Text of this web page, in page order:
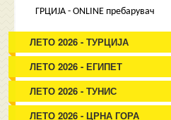
ГРЦИЈА - ONLINE пребарувач
ЛЕТО 2026 - ТУРЦИЈА
ЛЕТО 2026 - ЕГИПЕТ
ЛЕТО 2026 - ТУНИС
ЛЕТО 2026 - ЦРНА ГОРА